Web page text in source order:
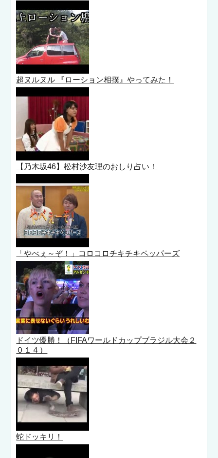
超ヌルヌル 『ローション相撲』やってみた！
【乃木坂46】松村沙友理のおしり占い！
「やべぇ～ぞ！」コロコロチキチキペッパーズ
ドイツ優勝！（FIFAワールドカップブラジル大会２
０１４）
蛇ドッキリ！